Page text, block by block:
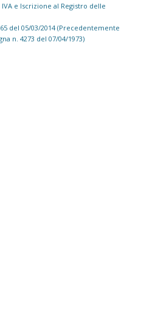
e Iscrizione al Registro delle
del 05/03/2014 (Precedentemente
n. 4273 del 07/04/1973)